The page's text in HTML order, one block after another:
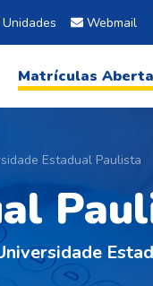
Unidades Webmail
Matrículas
Estadual Paulista